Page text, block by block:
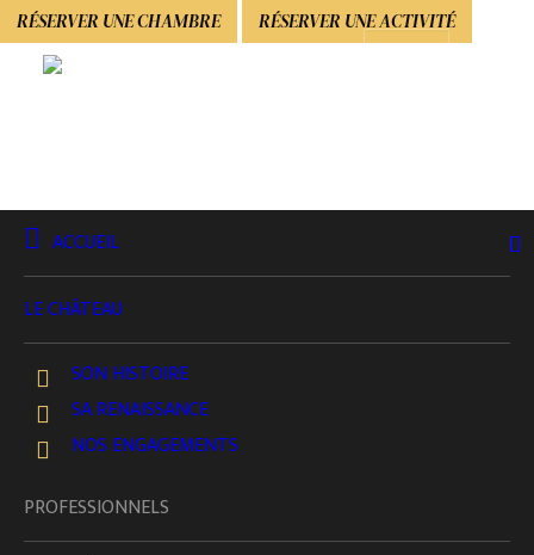
RÉSERVER UNE CHAMBRE RÉSERVER UNE ACTIVITÉ
ACCUEIL
LE CHÂTEAU
SON HISTOIRE
SA RENAISSANCE
NOS ENGAGEMENTS
PROFESSIONNELS
PROFESSIONNELS
Nos Forfaits Réunions
PETIT DÉJEUNER D'AFFAIRES
RÉUNIONS
DÉJEUNER D'AFFAIRES
PASSER À UNE FORMULE SÉMINAIRE